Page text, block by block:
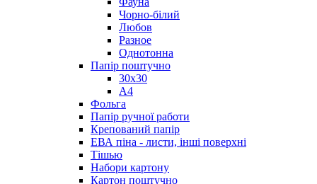
Чорно-білий
Любов
Разное
Однотонна
Папір поштучно
30х30
А4
Фольга
Папір ручної работи
Крепований папір
ЕВА піна - листи, інші поверхні
Тішью
Набори картону
Картон поштучно